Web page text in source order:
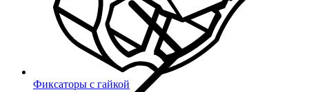
Фиксаторы с гайкой